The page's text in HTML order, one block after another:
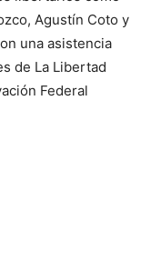
Agustín Coto y
una asistencia
de La Libertad
Federal